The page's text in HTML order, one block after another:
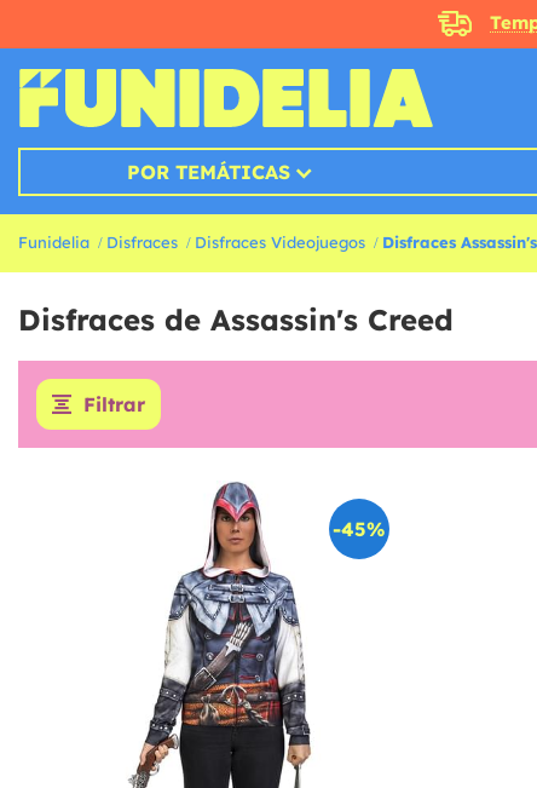
POR TEMÁTICAS
Funidelia Disfraces Disfraces Videojuegos Disfraces
Disfraces de Assassin's Creed
Filtrar
-45%